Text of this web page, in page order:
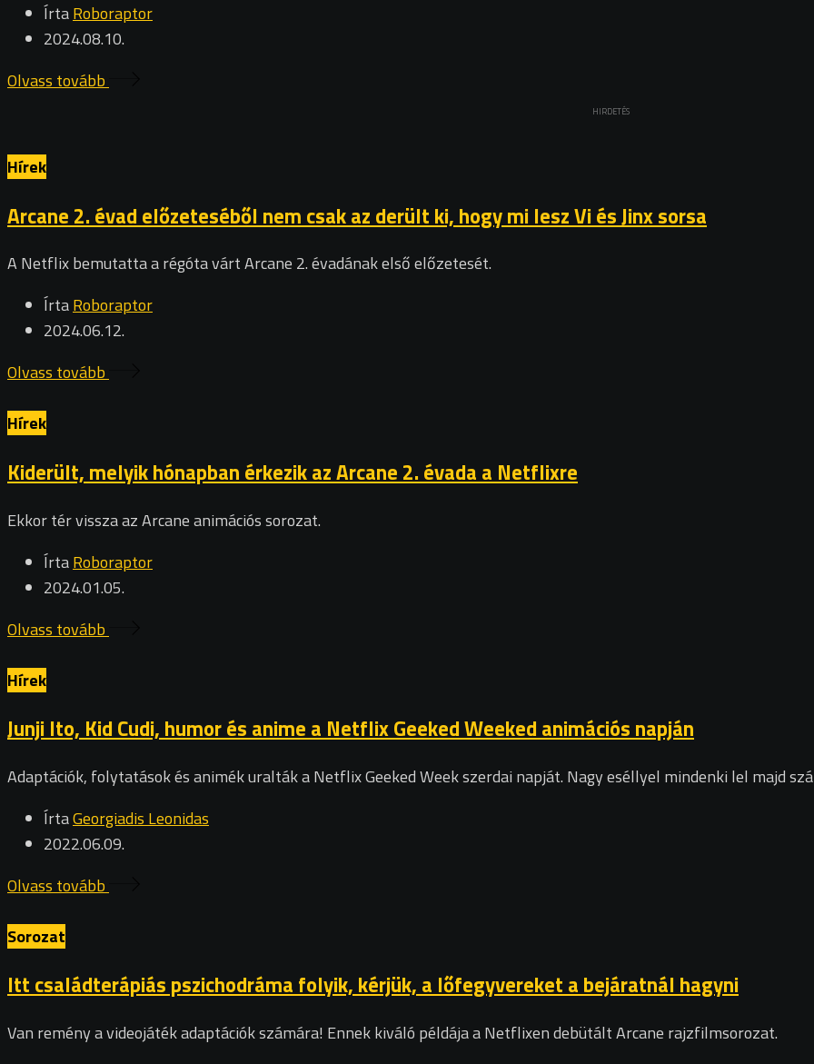
ÍrtaRoboraptor
2024.08.10.
Olvass tovább
HIRDETÉS
Hírek
Arcane 2. évad előzeteséből nem csak az derült ki, hogy mi lesz Vi és Jinx sorsa
A Netflix bemutatta a régóta várt Arcane 2. évadának első előzetesét.
ÍrtaRoboraptor
2024.06.12.
Olvass tovább
Hírek
Kiderült, melyik hónapban érkezik az Arcane 2. évada a Netflixre
Ekkor tér vissza az Arcane animációs sorozat.
ÍrtaRoboraptor
2024.01.05.
Olvass tovább
Hírek
Junji Ito, Kid Cudi, humor és anime a Netflix Geeked Weeked animációs napján
Adaptációk, folytatások és animék uralták a Netflix Geeked Week szerdai napját. Nagy eséllyel mindenki lel majd
ÍrtaGeorgiadis Leonidas
2022.06.09.
Olvass tovább
Sorozat
Itt családterápiás pszichodráma folyik, kérjük, a lőfegyvereket a bejáratnál hagyni
Van remény a videojáték adaptációk számára! Ennek kiváló példája a Netflixen debütált Arcane rajzfilmsorozat.